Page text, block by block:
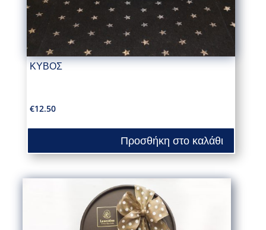
ΚΥΒΟΣ
€12.50
Προσθήκη στο καλάθι